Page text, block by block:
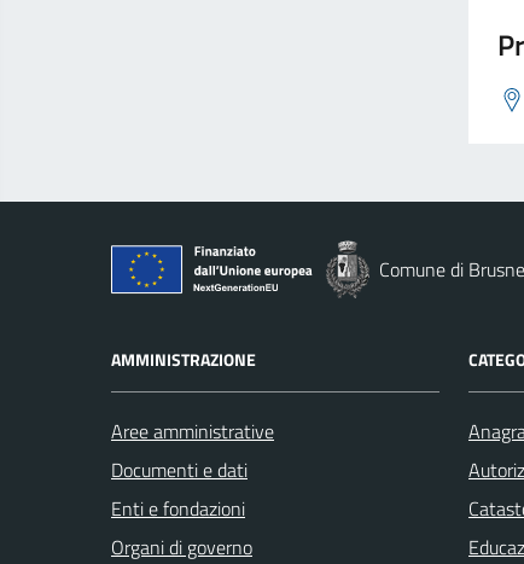
Comune di
AMMINISTRAZIONE
Aree amministrative
Documenti e dati
Enti e fondazioni
Organi di governo